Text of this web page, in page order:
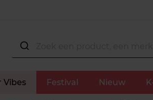
Vibes Festival Nieuw